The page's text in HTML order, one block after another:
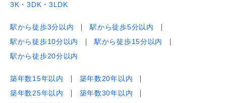
3K・3DK・3LDK
駅から徒歩3分以内
駅から徒歩5分以内
駅から徒歩10分以内
駅から徒歩15分以内
駅から徒歩20分以内
築年数15年以内
築年数20年以内
築年数25年以内
築年数30年以内